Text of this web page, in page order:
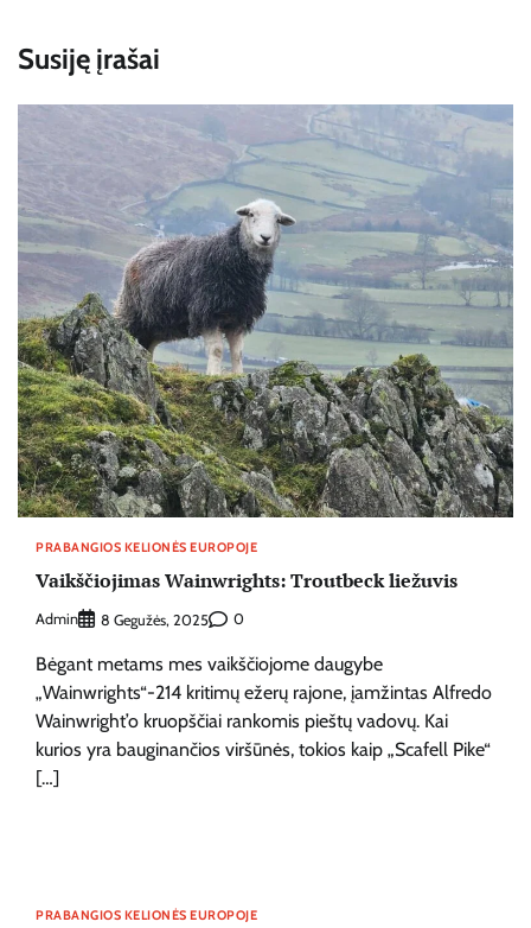
Susiję įrašai
PRABANGIOS KELIONĖS EUROPOJE
Vaikščiojimas Wainwrights: Troutbeck liežuvis
Admin 8 Gegužės, 2025 0
Bėgant metams mes vaikščiojome daugybe
„Wainwrights“-214 kritimų ežerų rajone, įamžintas Alfredo
Wainwright’o kruopščiai rankomis pieštų vadovų. Kai
kurios yra bauginančios viršūnės, tokios kaip „Scafell Pike“
[…]
PRABANGIOS KELIONĖS EUROPOJE